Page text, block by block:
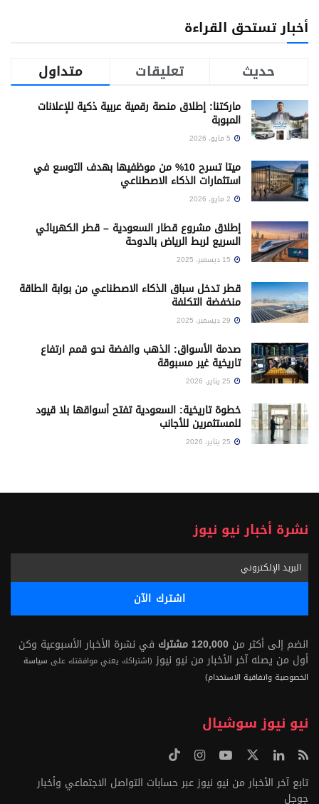
أخبار تستحق القراءة
متداول
تعليقات حديث
ماركتنا: إطلاق منصة رقمية عربية ذكية للإعلانات
المبوبة
ميتا تسرح 10% من موظفيها بهدف التوسع في
استثمارات الذكاء الاصطناعي
إطلاق مشروع قطار السعودية – قطر الكهربائي
السريع لربط الرياض بالدوحة
قطر تدخل سباق الذكاء الاصطناعي من بوابة الطاقة
منخفضة التكلفة
صدمة الأسواق: الذهب والفضة نحو قمم ارتفاع
تاريخية غير مسبوقة
خطوة تاريخية: السعودية تفتح أسواقها بلا قيود
للمستثمرين للأجانب
نشرة أخبار نيو نيوز
انضم إلى أكثر من 120,000 مشترك
في نشرة الأخبار الأسبوعية وكن
أول من يصله آخر الأخبار من نيو نيوز (اشتراكك يعني موافقتك على سياسة
الخصوصية واتفاقية الاستخدام)
نيو نيوز سوشيال
تابع آخر الأخبار من نيو نيوز عبر حسابات التواصل الاجتماعي وأخبار
جوجل